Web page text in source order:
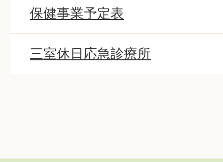
保健事業予定表
三室休日応急診療所